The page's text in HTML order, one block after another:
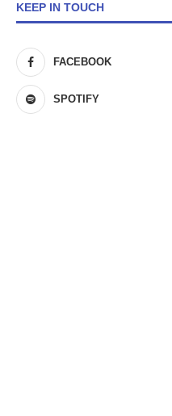
KEEP IN TOUCH
FACEBOOK
SPOTIFY